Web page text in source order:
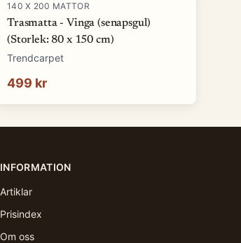
140 X 200 MATTOR
Trasmatta - Vinga (senapsgul)
(Storlek: 80 x 150 cm)
Trendcarpet
499 kr
INFORMATION
Artiklar
Prisindex
Om oss